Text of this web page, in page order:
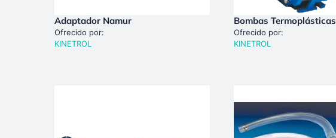
Adaptador Namur
Ofrecido por:
KINETROL
Bombas Termoplásticas
Ofrecido por:
KINETROL